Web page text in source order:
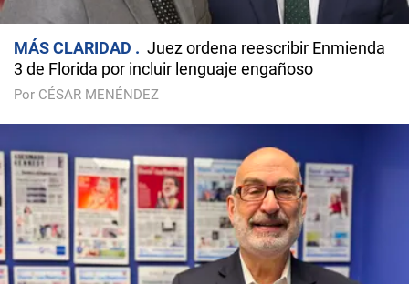
MÁS CLARIDAD
Juez ordena reescribir Enmienda
3 de Florida por incluir lenguaje engañoso
Por CÉSAR MENÉNDEZ